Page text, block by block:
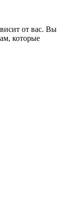
от вас. Вы
которые